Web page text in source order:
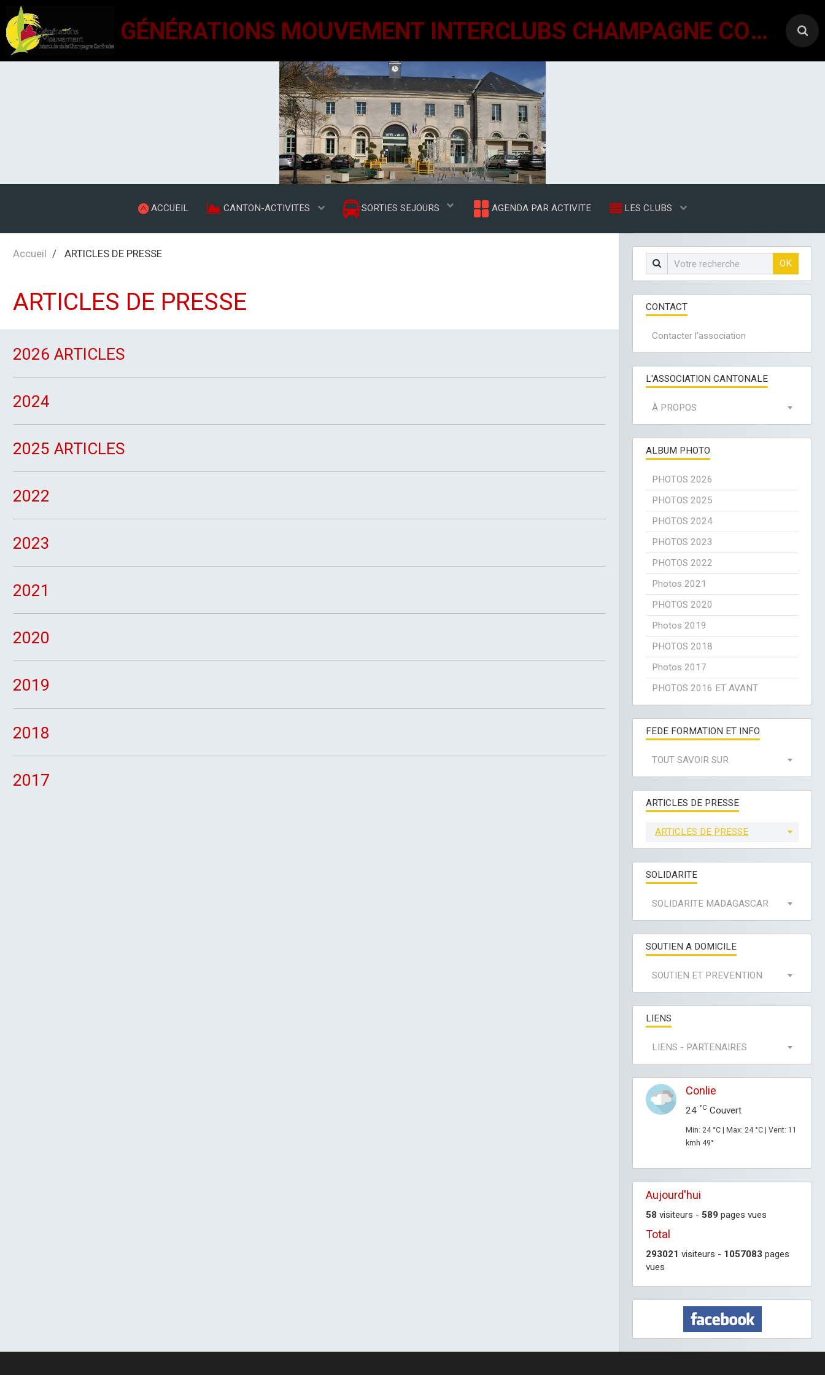
GÉNÉRATIONS MOUVEMENT INTERCLUBS CHAMPAGNE CONLINOISE
ACCUEIL CANTON-ACTIVITES SORTIES SEJOURS AGENDA PAR ACTIVITE LES CLUBS
Accueil ARTICLES DE PRESSE
ARTICLES DE PRESSE
2026 ARTICLES
2024
2025 ARTICLES
2022
2023
2021
2020
2019
2018
2017
OK
CONTACT
Contacter l'association
L'ASSOCIATION CANTONALE
À PROPOS
ALBUM PHOTO
PHOTOS 2026
PHOTOS 2025
PHOTOS 2024
PHOTOS 2023
PHOTOS 2022
Photos 2021
PHOTOS 2020
Photos 2019
PHOTOS 2018
Photos 2017
PHOTOS 2016 ET AVANT
FEDE FORMATION ET INFO
TOUT SAVOIR SUR
ARTICLES DE PRESSE
ARTICLES DE PRESSE
SOLIDARITE
SOLIDARITE MADAGASCAR
SOUTIEN A DOMICILE
SOUTIEN ET PREVENTION
LIENS
LIENS - PARTENAIRES
Conlie
24 °C Couvert
Min: 24 °C | Max: 24 °C | Vent: 11
kmh 49°
Aujourd'hui
58 visiteurs - 589 pages vues
Total
293021 visiteurs - 1057083 pages
vues